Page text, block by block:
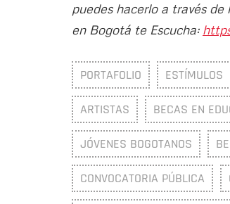
puedes hacerlo a través
en Bogotá te Escucha:
PORTAFOLIO ESTÍMULOS
ARTISTAS BECAS EN
JÓVENES BOGOTANOS
CONVOCATORIA PÚBLICA